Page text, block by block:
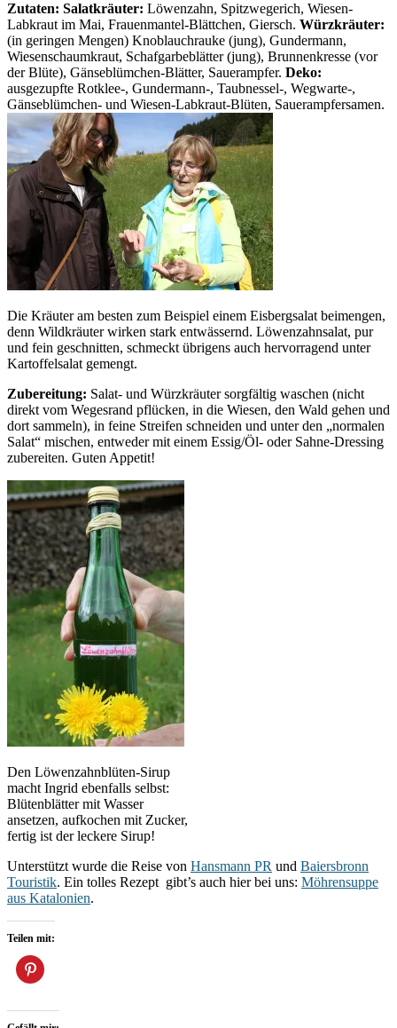
Zutaten: Salatkräuter: Löwenzahn, Spitzwegerich, Wiesen-
Labkraut im Mai, Frauenmantel-Blättchen, Giersch. Würzkräuter:
(in geringen Mengen) Knoblauchrauke (jung), Gundermann,
Wiesenschaumkraut, Schafgarbeblätter (jung), Brunnenkresse (vor
der Blüte), Gänseblümchen-Blätter, Sauerampfer. Deko:
ausgezupfte Rotklee-, Gundermann-, Taubnessel-, Wegwarte-,
Gänseblümchen- und Wiesen-Labkraut-Blüten, Sauerampfersamen.
Die Kräuter am besten zum Beispiel einem Eisbergsalat beimengen,
denn Wildkräuter wirken stark entwässernd. Löwenzahnsalat, pur
und fein geschnitten, schmeckt übrigens auch hervorragend unter
Kartoffelsalat gemengt.
Zubereitung: Salat- und Würzkräuter sorgfältig waschen (nicht
direkt vom Wegesrand pflücken, in die Wiesen, den Wald gehen und
dort sammeln), in feine Streifen schneiden und unter den „normalen
Salat“ mischen, entweder mit einem Essig/Öl- oder Sahne-Dressing
zubereiten. Guten Appetit!
Den Löwenzahnblüten-Sirup
macht Ingrid ebenfalls selbst:
Blütenblätter mit Wasser
ansetzen, aufkochen mit Zucker,
fertig ist der leckere Sirup!
Unterstützt wurde die Reise von Hansmann PR und Baiersbronn
Touristik. Ein tolles Rezept gibt’s auch hier bei uns: Möhrensuppe
aus Katalonien.
Teilen mit: